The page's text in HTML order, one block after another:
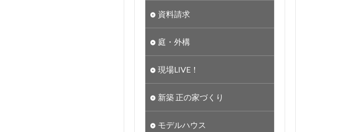
資料請求
庭・外構
現場LIVE！
新築 正の家づくり
モデルハウス